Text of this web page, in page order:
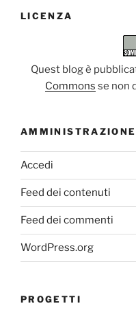
LICENZA
Quest blog è
Commons se non
AMMINISTRAZIONE
Accedi
Feed dei contenuti
Feed dei commenti
WordPress.org
PROGETTI